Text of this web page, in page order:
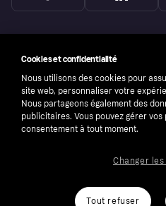
number: 556737-0431
Cookies et confidentialité
Nous utilisons des cookies pour
site web, personnaliser votre
Nous partageons également des
publicitaires. Vous pouvez gérer
consentement à tout moment.
Tout refuser
Changer